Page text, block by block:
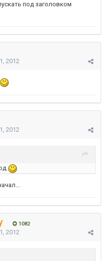
под заголовком
2012
2012
1082
2012